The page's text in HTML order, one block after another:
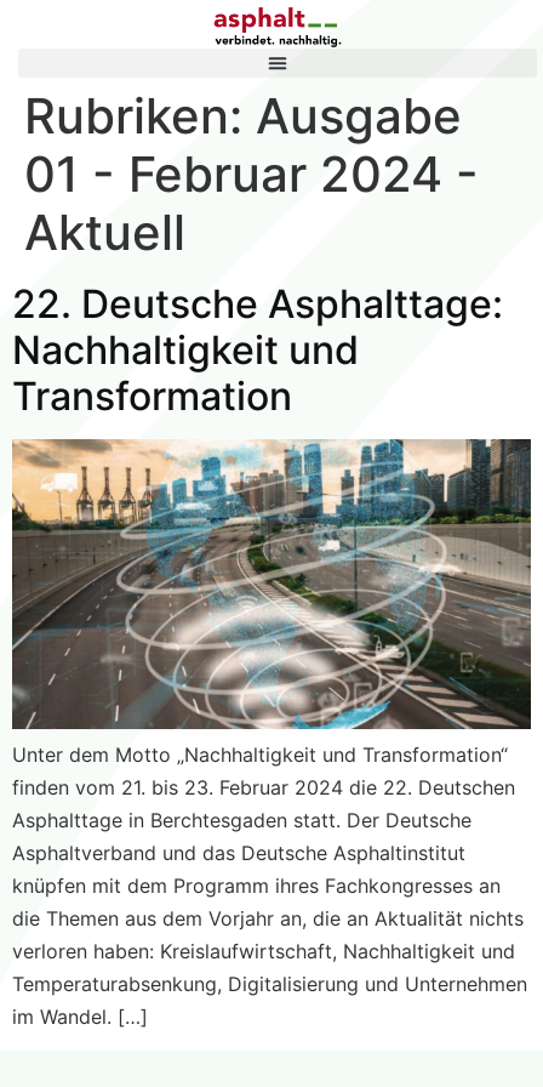
Rubriken: Ausgabe
01 - Februar 2024 -
Aktuell
22. Deutsche Asphalttage:
Nachhaltigkeit und
Transformation
Unter dem Motto „Nachhaltigkeit und Transformation“
finden vom 21. bis 23. Februar 2024 die 22. Deutschen
Asphalttage in Berchtesgaden statt. Der Deutsche
Asphaltverband und das Deutsche Asphaltinstitut
knüpfen mit dem Programm ihres Fachkongresses an
die Themen aus dem Vorjahr an, die an Aktualität nichts
verloren haben: Kreislaufwirtschaft, Nachhaltigkeit und
Temperaturabsenkung, Digitalisierung und Unternehmen
im Wandel. […]